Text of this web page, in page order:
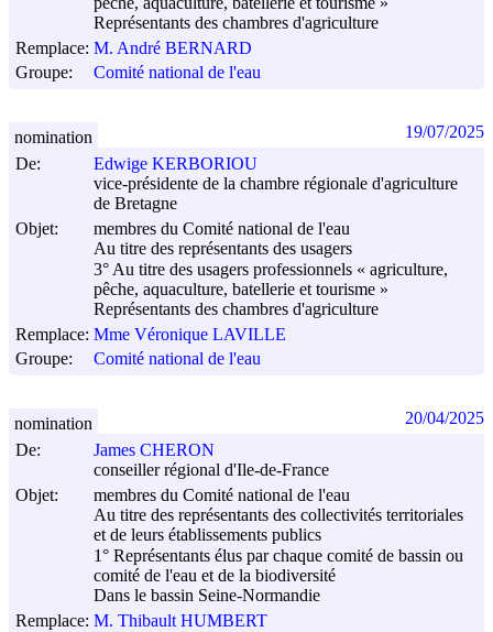
Représentants des chambres d'agriculture
Remplace: M. André BERNARD
Groupe:
Comité national de l'eau
De:
Edwige KERBORIOU
vice-présidente de la chambre régionale d'agriculture
de Bretagne
Objet:
membres du Comité national de l'eau
Au titre des représentants des usagers
3° Au titre des usagers professionnels « agriculture,
pêche, aquaculture, batellerie et tourisme »
Représentants des chambres d'agriculture
Remplace: Mme Véronique LAVILLE
Groupe:
Comité national de l'eau
nomination 19/07/2025
De:
James CHERON
conseiller régional d'Ile-de-France
Objet:
membres du Comité national de l'eau
Au titre des représentants des collectivités territoriales
et de leurs établissements publics
1° Représentants élus par chaque comité de bassin ou
comité de l'eau et de la biodiversité
Dans le bassin Seine-Normandie
Remplace: M. Thibault HUMBERT
nomination 20/04/2025